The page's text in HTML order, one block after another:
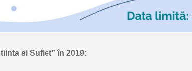
si Suflet” în 2019: